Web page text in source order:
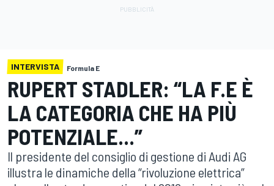
INTERVISTA Formula E
RUPERT STADLER: “LA F.E È
LA CATEGORIA CHE HA PIÙ
POTENZIALE...”
Il presidente del consiglio di gestione di Audi AG
illustra le dinamiche della “rivoluzione elettrica”